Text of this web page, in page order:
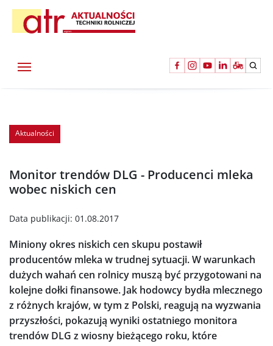
Aktualności
Monitor trendów DLG - Producenci mleka
wobec niskich cen
Data publikacji: 01.08.2017
Miniony okres niskich cen skupu postawił
producentów mleka w trudnej sytuacji. W warunkach
dużych wahań cen rolnicy muszą być przygotowani na
kolejne dołki finansowe. Jak hodowcy bydła mlecznego
z różnych krajów, w tym z Polski, reagują na wyzwania
przyszłości, pokazują wyniki ostatniego monitora
trendów DLG z wiosny bieżącego roku, które